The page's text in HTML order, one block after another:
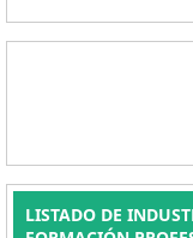
LISTADO DE